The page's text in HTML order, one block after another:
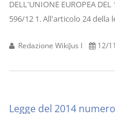
DELL'UNIONE EUROPEA DEL
596/12 1. All'articolo 24 della
Redazione WikiJus I 12/
Legge del 2014